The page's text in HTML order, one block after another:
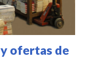
ofertas de